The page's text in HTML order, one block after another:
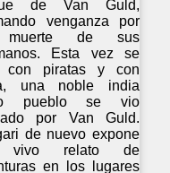
de Van Guld,
venganza por
de sus
Esta vez se
con piratas y con
una noble india
pueblo se vio
por Van Guld.
de nuevo expone
vivo relato de
en los lugares